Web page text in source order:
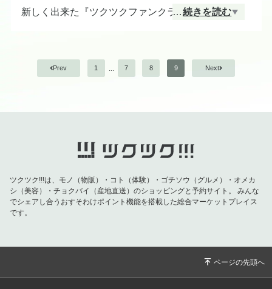
新しく出来た『ツクツクファンクラブ』
すと毎月1回お得なポイントがツキますよ😆
ご利用しないと、ポイントがツキませんのでご注意
『ツクツクファンクラブ』は他の店舗でも出来ます
ので、よくご利用する店舗に入って下さい。
…続きを読む
Prev 1 7 8 9 Next
ツクツク!!!は、モノ（物販）・コト（体験）・ゴチソウ（グルメ）・オメカ
シ（美容）・チョクバイ（産地直送）のショッピングと予約サイト。
みんな
でシェアし合うおすそわけポイント機能を搭載した総合マーケットプレイス
です。